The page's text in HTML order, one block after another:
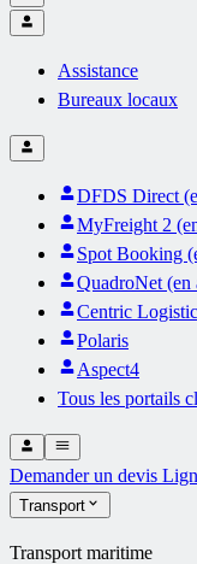
Assistance
Bureaux locaux
DFDS Direct
MyFreight 2
Spot Booking
QuadroNet (en
Centric
Polaris
Aspect4
Tous les portails
Demander un devis
Transport
Transport maritime